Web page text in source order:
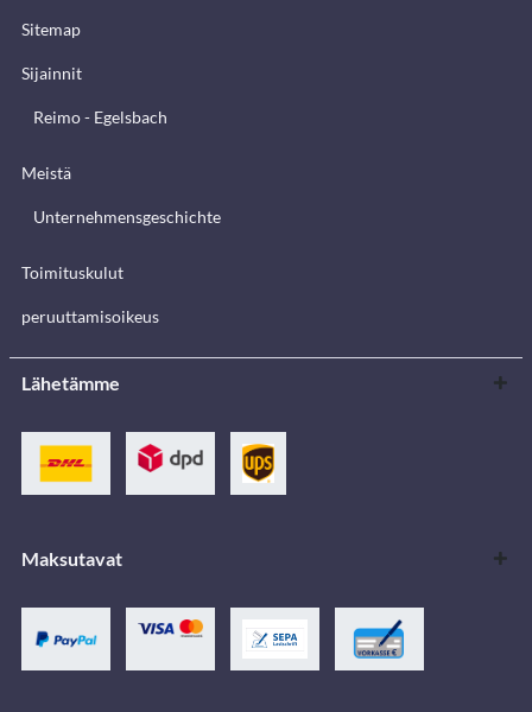
Sitemap
Sijainnit
Reimo - Egelsbach
Meistä
Unternehmensgeschichte
Toimituskulut
peruuttamisoikeus
Lähetämme
Maksutavat